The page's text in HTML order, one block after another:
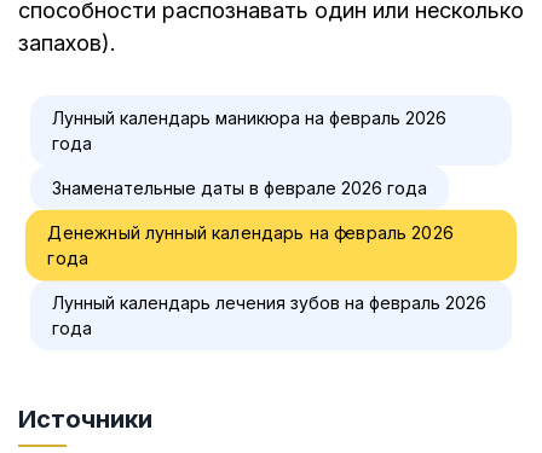
способности распознавать один или несколько
запахов).
Лунный календарь маникюра на февраль 2026
года
Знаменательные даты в феврале 2026 года
Денежный лунный календарь на февраль 2026
года
Лунный календарь лечения зубов на февраль 2026
года
Источники